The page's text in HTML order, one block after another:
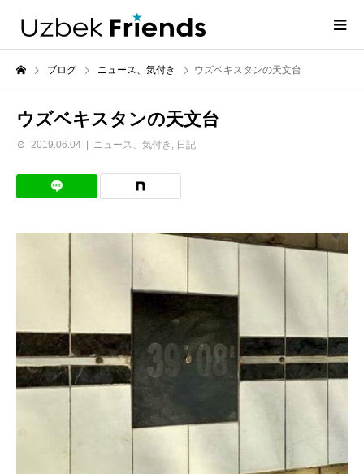
ブログ ニュース、気付き ウズベキスタンの天文台
ウズベキスタンの天文台
2019.06.04 ニュース、気付き 日記